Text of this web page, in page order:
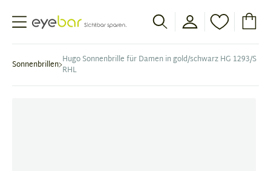
Abele Optic
Sonnenbrillen Hugo Sonnenbrille für Damen in gold/schwarz HG 1293/S
RHL